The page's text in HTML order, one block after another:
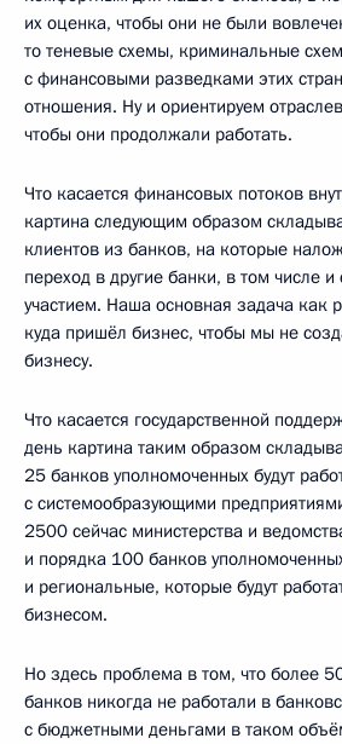
их оценка, чтобы они не были
то теневые схемы, криминальные
с финансовыми разведками этих
отношения. Ну и ориентируем
чтобы они продолжали работать.
Что касается финансовых потоков
картина следующим образом
клиентов из банков, на которые
переход в другие банки, в том числе
участием. Наша основная задача как
куда пришёл бизнес, чтобы мы не
бизнесу.
Что касается государственной
день картина таким образом
25 банков уполномоченных будут
с системообразующими
2500 сейчас министерства и
и порядка 100 банков
и региональные, которые будут
бизнесом.
Но здесь проблема в том, что более
банков никогда не работали в
с бюджетными деньгами в таком